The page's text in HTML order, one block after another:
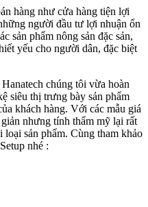
hàng như cửa hàng tiện lợi
người đầu tư lợi nhuận ổn
sản phẩm nông sản đặc sản,
yếu cho người dân, đặc biệt
chúng tôi vừa hoàn
siêu thị trưng bày sản phẩm
khách hàng. Với các mẫu giá
nhưng tính thẩm mỹ lại rất
sản phẩm. Cùng tham khảo
nhé :